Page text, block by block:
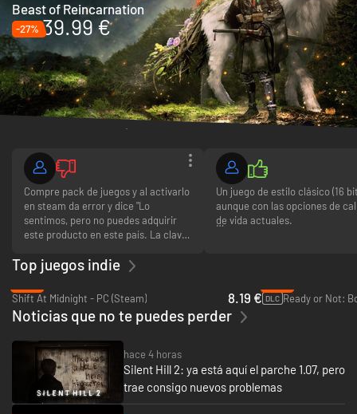
Beast of Reincarnation
-27% 39.99 €
Últimas reseñas
Compre pack de juegos y al activarlo
en steam da error y dice "Lo
sentimos, pero no puedes adquirir
este producto en este país. La clave
pedi el reembolso, ojalá no haya mas
problemas.
Un juego de estilo clásico (16
aunque con las opciones de
de vida actuales.
No es sencillo pero tampoco
excesivamente difícil y te
seguir insistiendo cada vez
En resumen, juego totalmente
recomendable para aquellos
quieran volver a vivir la época
Snes y Megadrive.
Top juegos indie
Shift At Midnight - PC (Steam)
8.19 € DLC Ready or Not:
Noticias que no te puedes perder
hace 4 horas
Silent Hill 2: ya está aquí el parche 1.07, pero
trae consigo nuevos problemas